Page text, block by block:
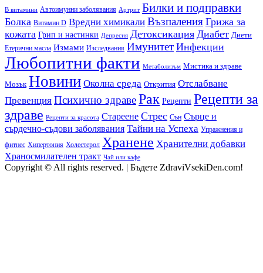
B витамини Автоимунни заболявания Артрит Билки и подправки
Болка Витамин D Вредни химикали Възпаления Грижа за
кожата Грип и настинки Депресия Детоксикация Диабет Диети
Етерични масла Измами Изследвания Имунитет Инфекции
Любопитни факти Метаболизъм Мистика и здраве
Мозък Новини Околна среда Открития Отслабване
Превенция Психично здравеРак Рецепти Рецепти за
здраве Рецепти за красота Стареене Стрес Сън Сърце и
сърдечно-съдови заболявания Тайни на Успеха Упражнения и
фитнес Хипертония Холестерол Хранене Хранителни добавки
Храносмилателен тракт Чай или кафе
Copyright © All rights reserved. | Бъдете ZdraviVsekiDen.com!